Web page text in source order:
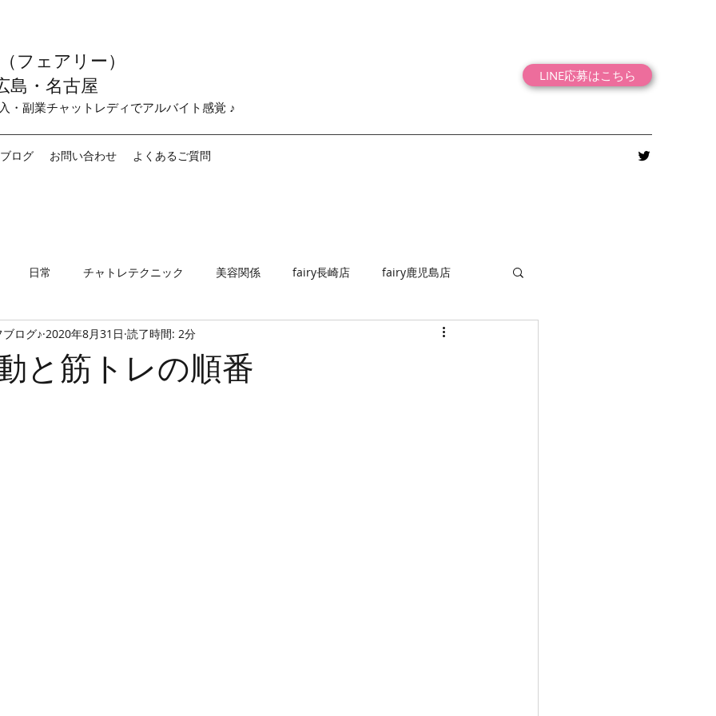
フェアリー）
島・名古屋
・副業チャットレディでアルバイト感覚 ♪
LINE応募はこちら
ログ お問い合わせ よくあるご質問
日常 チャトレテクニック 美容関係 fairy長崎店 fairy鹿児島店
名古屋店
と筋トレの順番
ログ♪ 2020年8月31日 読了時間: 2分